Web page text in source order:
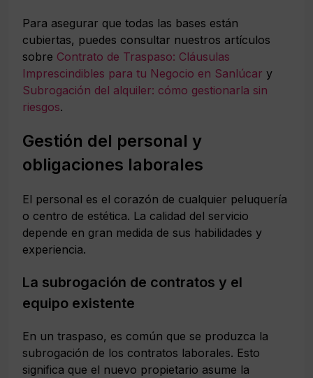
Para asegurar que todas las bases están
cubiertas, puedes consultar nuestros artículos
sobre Contrato de Traspaso: Cláusulas
Imprescindibles para tu Negocio en Sanlúcar y
Subrogación del alquiler: cómo gestionarla sin
riesgos.
Gestión del personal y
obligaciones laborales
El personal es el corazón de cualquier peluquería
o centro de estética. La calidad del servicio
depende en gran medida de sus habilidades y
experiencia.
La subrogación de contratos y el
equipo existente
En un traspaso, es común que se produzca la
subrogación de los contratos laborales. Esto
significa que el nuevo propietario asume la